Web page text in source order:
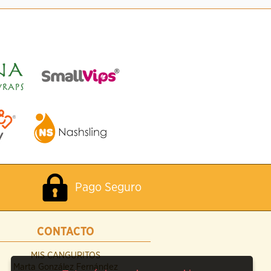
Pago Seguro
CONTACTO
MIS CANGURITOS
Marta González Fernández